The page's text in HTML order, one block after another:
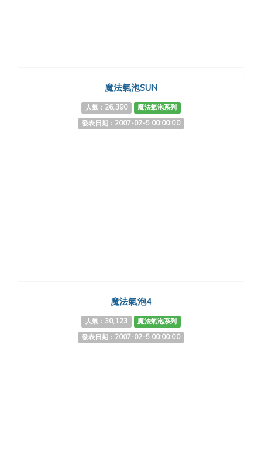
魔法氣泡SUN
人氣：26,390
魔法氣泡系列
發表日期：2007-02-5 00:00:00
魔法氣泡4
人氣：30,123
魔法氣泡系列
發表日期：2007-02-5 00:00:00